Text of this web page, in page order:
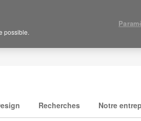
Recherches Notre
possible.